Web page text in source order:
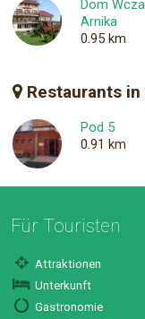
Dom
Arnika
0.95 km
Restaurants in
Pod 5
0.91 km
Für Touristen
Attraktionen
Unterkunft
Gastronomie